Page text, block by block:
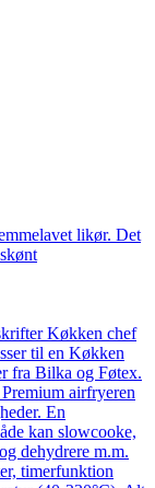
likør. Det
Køkken chef
til en Køkken
fra Bilka og Føtex.
airfryeren
En
kan slowcooke,
dehydrere m.m.
timerfunktion